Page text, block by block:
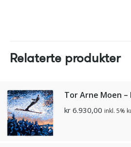
Relaterte produkter
Tor Arne Moen
kr 6.930,00 inkl. 5%